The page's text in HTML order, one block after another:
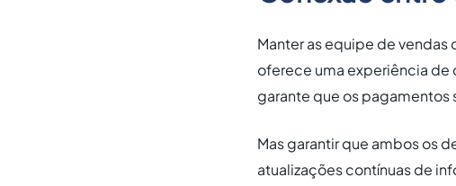
Manter as equipe de vendas
oferece uma experiência de
garante que os pagamentos
Mas garantir que ambos os
atualizações contínuas de